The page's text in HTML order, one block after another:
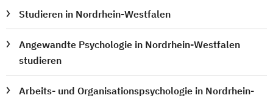
Studieren in Nordrhein-Westfalen
Angewandte Psychologie in Nordrhein-Westfalen
studieren
Arbeits- und Organisationspsychologie in Nordrhein-